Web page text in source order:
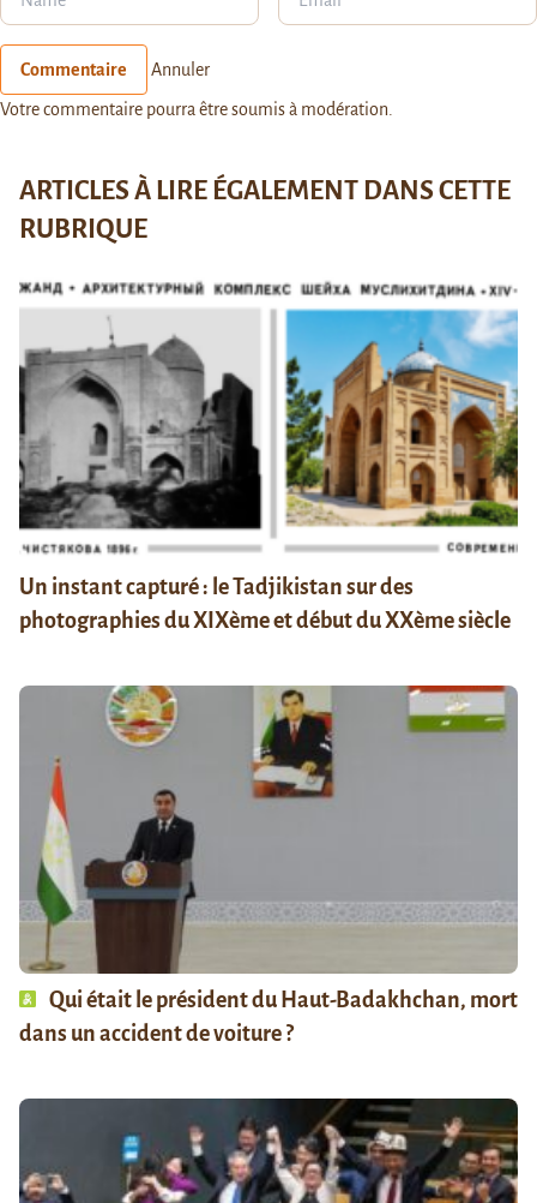
Commentaire Annuler
Votre commentaire pourra être soumis à modération.
ARTICLES À LIRE ÉGALEMENT DANS CETTE
RUBRIQUE
Un instant capturé : le Tadjikistan sur des
photographies du XIXème et début du XXème siècle
Qui était le président du Haut-Badakhchan, mort
dans un accident de voiture ?